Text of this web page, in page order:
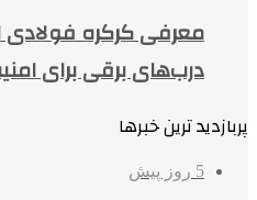
درب‌های برقی برای
پربازدید ترین خبرها
5 روز پیش